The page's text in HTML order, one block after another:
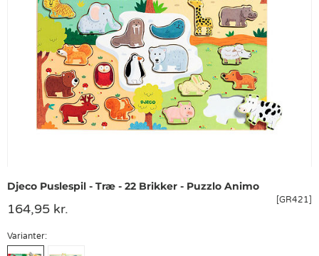
Djeco Puslespil - Træ - 22 Brikker - Puzzlo Animo
[GR421]
164,95 kr.
Varianter: